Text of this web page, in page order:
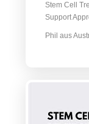
Stem Cell
Support
Phil aus